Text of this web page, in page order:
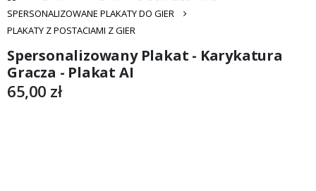
SPERSONALIZOWANE PLAKATY DO GIER
PLAKATY Z POSTACIAMI Z GIER
Przejdź
na
koniec
galerii
Przejdź
na
początek
galerii
Spersonalizowany Plakat - Karykatura
Gracza - Plakat AI
65,00 zł